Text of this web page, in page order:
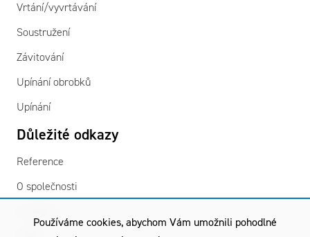
Používáme cookies, abychom Vám umožnili pohodlné
Vrtání/vyvrtávání
Soustružení
Závitování
Upínání obrobků
Upínání
Důležité odkazy
Reference
O společnosti